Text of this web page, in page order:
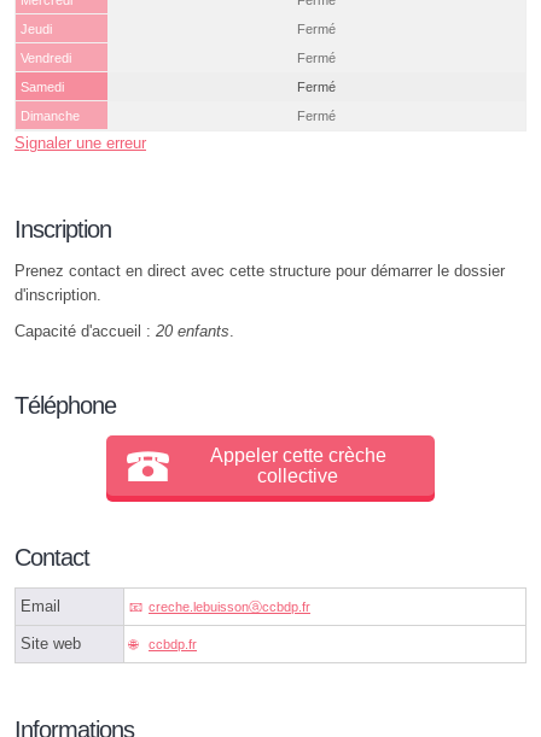
Jeudi
Fermé
Vendredi
Fermé
Samedi
Fermé
Dimanche
Fermé
Signaler une erreur
Inscription
Prenez contact en direct avec cette structure pour démarrer le dossier
d'inscription.
Capacité d'accueil : 20 enfants.
Téléphone
Appeler cette crèche
collective
Contact
Email creche.lebuissonⓐccbdp.fr
Site web ccbdp.fr
Informations